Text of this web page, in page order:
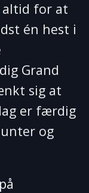
altid for at
én hest i
Grand
sig at
er færdig
og